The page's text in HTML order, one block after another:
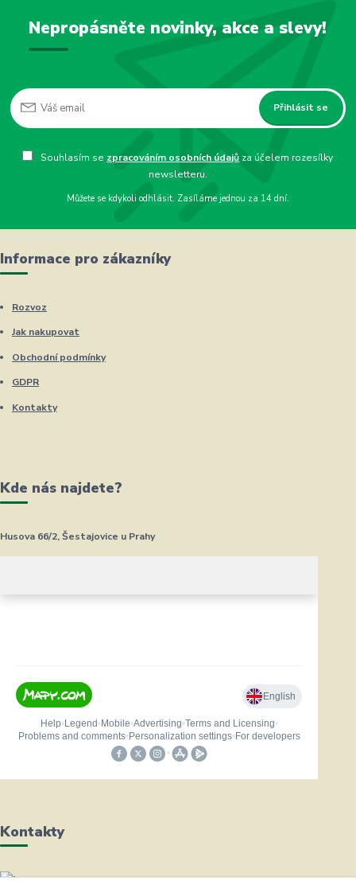
Nepropásněte novinky, akce a slevy!
Přihlásit se
Souhlasím se zpracováním osobních údajů za účelem rozesílky
newsletteru.
Můžete se kdykoli odhlásit. Zasíláme jednou za 14 dní.
Informace pro zákazníky
Rozvoz
Jak nakupovat
Obchodní podmínky
GDPR
Kontakty
Kde nás najdete?
Husova 66/2, Šestajovice u Prahy
Kontakty